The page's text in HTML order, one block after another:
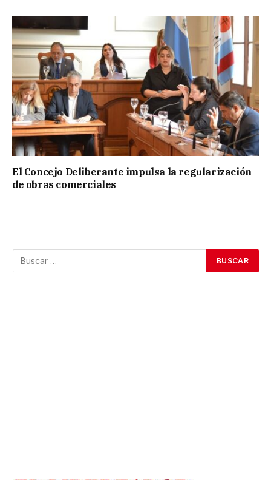
El Concejo Deliberante impulsa la regularización
de obras comerciales